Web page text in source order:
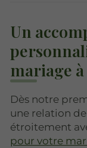
Un
mariage
Dès notre
une relation
étroitement
pour votre